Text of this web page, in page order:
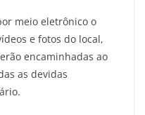
meio eletrônico o
e fotos do local,
encaminhadas ao
as devidas